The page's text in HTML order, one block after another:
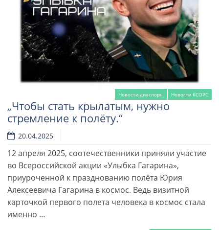
Новости диаспоры Новости КСОРС
Читать далее
„Чтобы стать крылатым, нужно
стремление к полёту.“
20.04.2025
12 апреля 2025, соотечественники приняли участие
во Всероссийской акции «Улыбка Гагарина»,
приуроченной к празднованию полёта Юрия
Алексеевича Гагарина в космос. Ведь визитной
карточкой первого полета человека в космос стала
именно …